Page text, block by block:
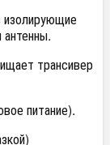
трансивер
питание).